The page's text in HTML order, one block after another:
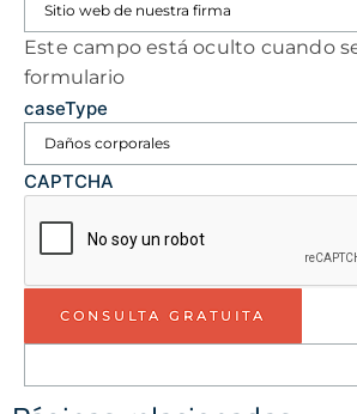
Este campo está oculto cuando
formulario
caseType
CAPTCHA